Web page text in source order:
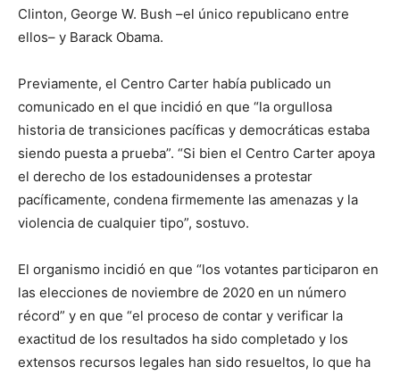
Clinton, George W. Bush –el único republicano entre
ellos– y Barack Obama.
Previamente, el Centro Carter había publicado un
comunicado en el que incidió en que “la orgullosa
historia de transiciones pacíficas y democráticas estaba
siendo puesta a prueba”. “Si bien el Centro Carter apoya
el derecho de los estadounidenses a protestar
pacíficamente, condena firmemente las amenazas y la
violencia de cualquier tipo”, sostuvo.
El organismo incidió en que “los votantes participaron en
las elecciones de noviembre de 2020 en un número
récord” y en que “el proceso de contar y verificar la
exactitud de los resultados ha sido completado y los
extensos recursos legales han sido resueltos, lo que ha